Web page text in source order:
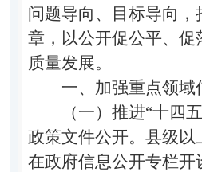
问题导向、目标导向，
章，以公开促公平、促
质量发展。
一、加强重点领域
（一）推进“十四
政策文件公开。 县级以
在政府信息公开专栏开